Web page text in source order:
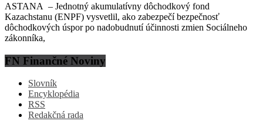
ASTANA – Jednotný akumulatívny dôchodkový fond
Kazachstanu (ENPF) vysvetlil, ako zabezpečí bezpečnosť
dôchodkových úspor po nadobudnutí účinnosti zmien Sociálneho
zákonníka,
FN Finančné Noviny
Slovník
Encyklopédia
RSS
Redakčná rada